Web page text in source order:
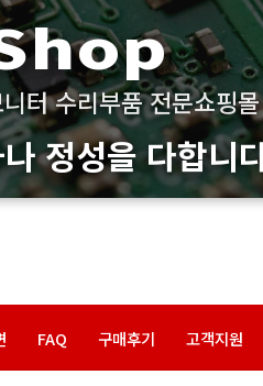
터 수리부품 전문쇼핑몰
정성을 다합니
FAQ 구매후기 고객지원